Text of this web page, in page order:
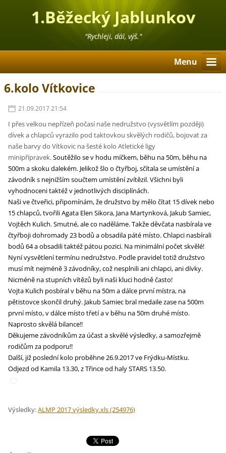
1.Běžecký Jablunkov
"Rychleji, dál, výš."
Menu
6.kolo Vítkovice
21.09.2017 21:54
I přes velkou nepřízeň počasí naše nedružstvo (vysvětlím později)
dívek a chlapců vyrazilo pod taktovkou skvělých rodičů, bojovat za
naše barvy do Vítkovic na šesté kolo Atletické ligy
minipřípravek.Soutěžilo se v hodu míčkem, běhu na 50m, běhu na
500m a skoku dalekém. Jelikož šlo o čtyřboj, sčítala se umístění a
závodník s nejnižším součtem umístění zvítězil. Všichni byli
vyhodnoceni taktéž v jednotlivých disciplínách.
Naši ve čtveřici, připomínám, že družstvo by mělo čítat 15 dívek nebo
15 chlapců, tvořili Agata Elen Sikora, Jana Martynková, Jakub Samiec,
Vojtěch Kulich. Smutné, ale co naděláme. Takže děvčata nasbírala ve
čtyřboji dohromady 23 bodů a obsadila páté místo. Chlapci nasbírali
bodů 64 a obsadili taktéž pátou pozici. Na minimální počet skvělé!
Nyní vysvětlení termínu nedružstvo. Podle pravidel totiž družstvo
musí mít nejméně 3 závodníky, což nesplnili ani chlapci, ani dívky.
Nicméně na stupních vítězů byli naši kluci hodně často!
Vojta Kulich posbíral v běhu na 50m a dálce první místra, na
pětistovce skončil druhý. Jakub Samiec bral medaile zase na 500m
první místo, v dálce místo třetí a v běhu na 50m druhé místo.
Naprosto skvělá bilance!!
Děkujeme závodníkům za účast a skvělé výsledky, a samozřejmě
rodičům za podporu!!
Další, již poslední kolo proběhne 26.9.2017 ve Frýdku-Místku.
Odjezd od Kamila 13.30, z Třince od haly STARS 13.50.
Výsledky:ALMP 2017 výsledky.xls (254976)